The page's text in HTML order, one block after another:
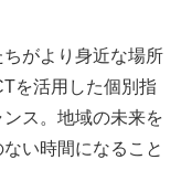
がより身近な場所
を活用した個別指
ス。地域の未来を
い時間になること